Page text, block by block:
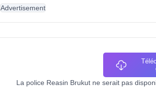
Advertisement
La police Reasin Brukut ne serait pas